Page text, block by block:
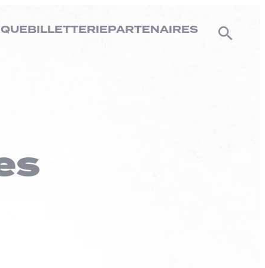
BILLETTERIEPARTENAIRES